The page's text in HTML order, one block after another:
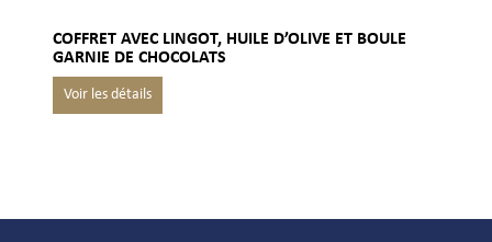
COFFRET AVEC LINGOT, HUILE D’OLIVE ET BOULE
GARNIE DE CHOCOLATS